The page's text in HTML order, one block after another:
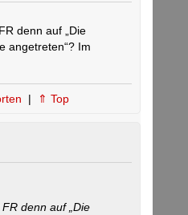
denn auf „Die
angetreten“? Im
| ⇑ Top
FR denn auf „Die